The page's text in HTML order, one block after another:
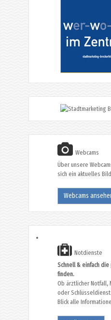
Webcams
Über unsere
sich ein aktuelles
Webcams
Notdienste
Schnell & einfach
finden.
Ob ärztlicher Notfall,
oder
Blick alle